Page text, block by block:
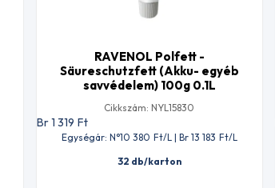
RAVENOL Polfett -
Säureschutzfett (Akku- egyéb
savvédelem) 100g 0.1L
Cikkszám: NYL15830
Br 1 319 Ft
Egységár: N°10 380 Ft/L | Br 13 183 Ft/L
32 db/karton